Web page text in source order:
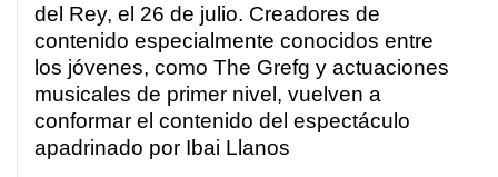
del Rey, el 26 de julio. Creadores de
contenido especialmente conocidos entre
los jóvenes, como The Grefg y actuaciones
musicales de primer nivel, vuelven a
conformar el contenido del espectáculo
apadrinado por Ibai Llanos